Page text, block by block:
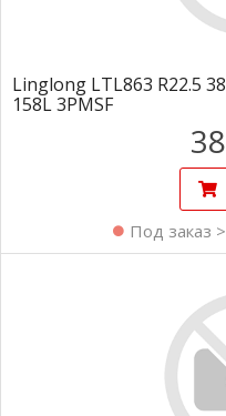
Linglong LTL863 R22.5
158L 3PMSF
Под заказ